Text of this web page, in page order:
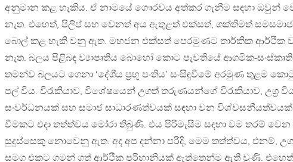
අනුමාන කළ හැකිය. ඒ නාමයේ ගෞරවය අත්කර ගැනීම සඳහා ඔවුන්
නැත. එහෙත්, පිලිප් සහ වෙනත් අය ඇතුළත් එක්සත්, ශක්තිමත්
බොල් කළ හැකි වනු ඇත. මහජන එක්සත් පෙරමුණට තාර්කික ආර්ථික
නැත. බලය පිළිබඳ ව්‍යාපෘතිය බොහෝ කොට පැවතියේ ආගමික-
තමන්ව බලයට ගෙනා ‘දේශීය ප‍්‍රභූ පංතිය’ සංසිඳුවීමේ අරමුණ තුළම
පල් විය. විරැකියාව, විශේෂයෙන් උගත් තරුණයන්ගේ විරැකියාව, උග‍්‍ර
සංවර්ධනයක් සහ සමාජ සාධාරණත්වයක් සඳහා වන
වීමකට එදා තත්ත්වය මෝරා තිබුණි. එය පිරිමැසීම සඳහා වම තරම්
සුදුස්සෙකු නොවෙනු ඇත. අද අප දන්නා පරිදි, මෙම තත්ත්වය, එනම්,
සමග එකට ගමන් ගත් ආර්ථික පරිහානියක් ඇත්තෙන්ම ඇති වුණි.